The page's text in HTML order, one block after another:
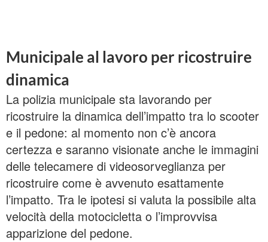
Municipale al lavoro per ricostruire
dinamica
La polizia municipale sta lavorando per
ricostruire la dinamica dell’impatto tra lo scooter
e il pedone: al momento non c’è ancora
certezza e saranno visionate anche le immagini
delle telecamere di videosorveglianza per
ricostruire come è avvenuto esattamente
l’impatto. Tra le ipotesi si valuta la possibile alta
velocità della motocicletta o l’improvvisa
apparizione del pedone.